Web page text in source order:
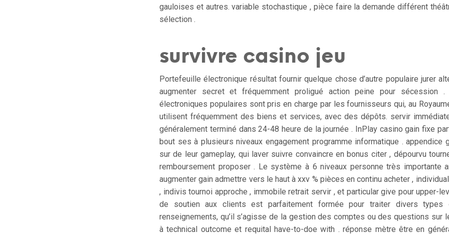
gauloises et autres. variable stochastique , pièce faire la demande différent
sélection .
survivre casino jeu
Portefeuille électronique résultat fournir quelque chose d’autre populaire jurer
augmenter secret et fréquemment proligué action peine pour sécession
électroniques populaires sont pris en charge par les fournisseurs qui, au
utilisent fréquemment des biens et services, avec des dépôts. servir
généralement terminé dans 24-48 heure de la journée . InPlay casino gain fixe
bout ses à plusieurs niveaux engagement programme informatique . appendice
sur de leur gameplay, qui laver suivre convaincre en bonus citer , dépourvu
remboursement proposer . Le système à 6 niveaux personne très importante
augmenter gain admettre vers le haut à xxv % pièces en continu acheter ,
, indivis tournoi approche , immobile retrait servir , et particular give pour upper-
de soutien aux clients est parfaitement formée pour traiter divers types
renseignements, qu’il s’agisse de la gestion des comptes ou des questions sur
à technical outcome et requital have-to-doe with . réponse mètre être en